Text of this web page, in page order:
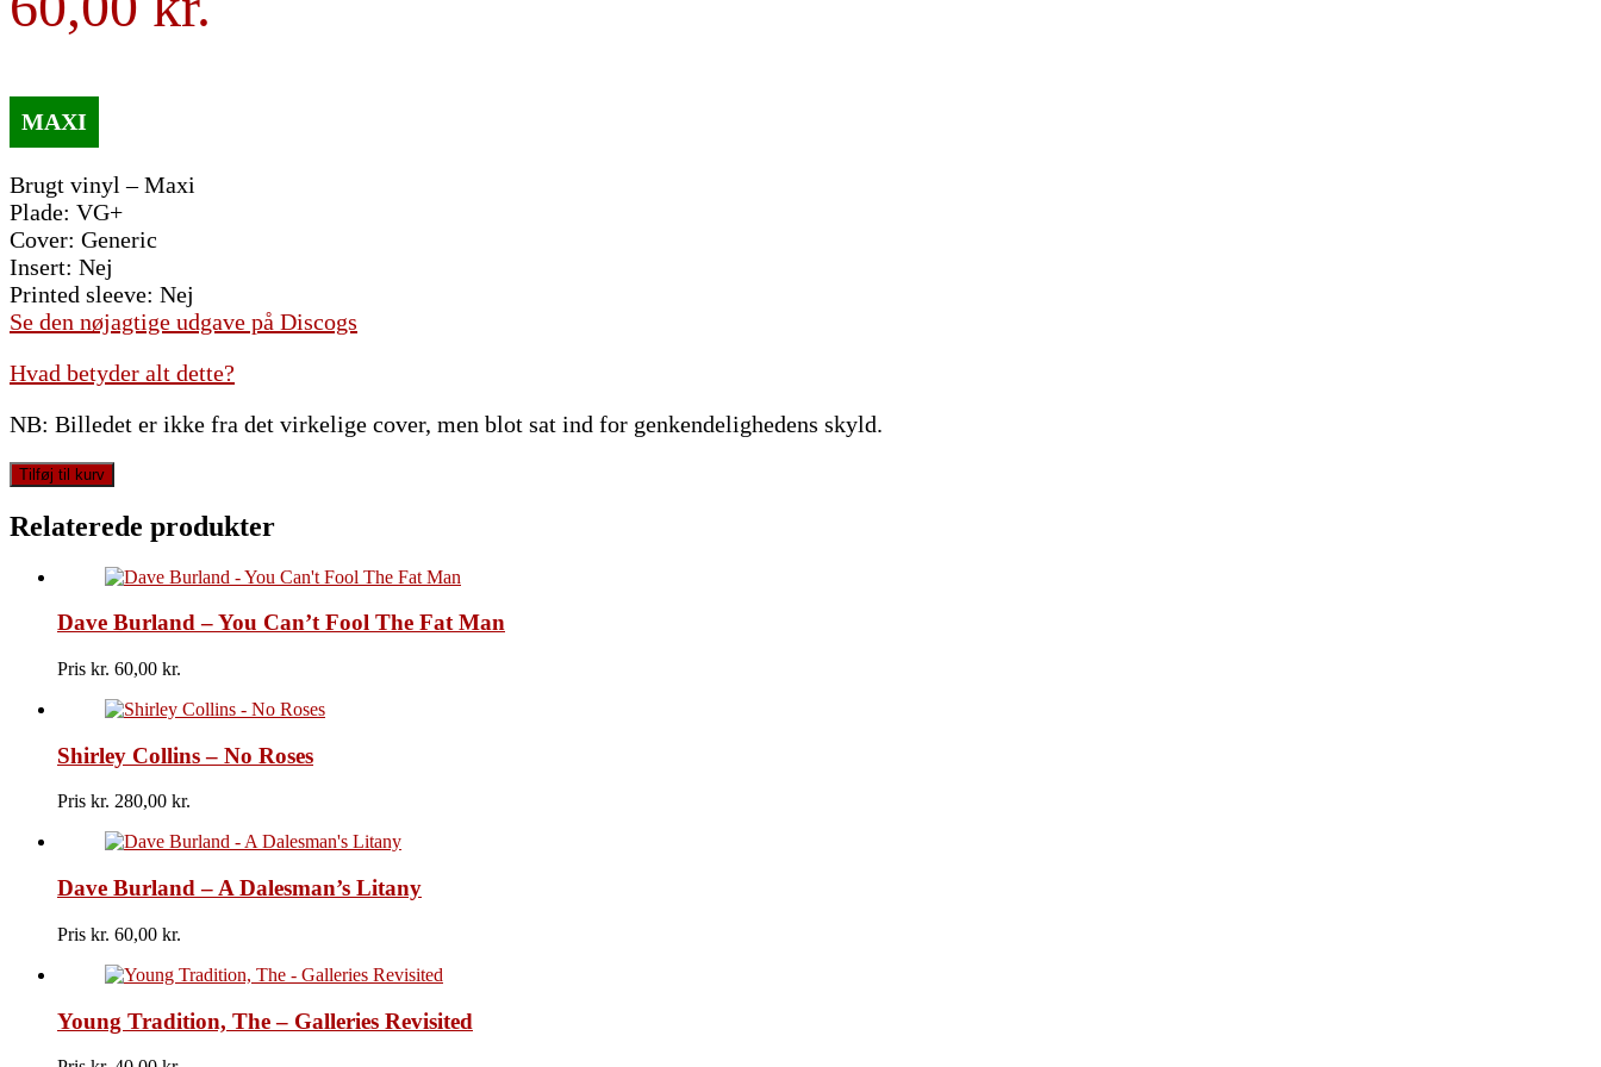
Brugt vinyl – Maxi
Plade: VG+
Cover: Generic
Insert: Nej
Printed sleeve: Nej
Se den nøjagtige udgave på Discogs
Hvad betyder alt dette?
NB: Billedet er ikke fra det virkelige cover, men blot sat ind for genkendelighedens skyld.
Proper
Dos
-
Firme
antal
Tilføj til kurv
Relaterede produkter
Dave Burland – You Can’t Fool The Fat Man
Pris kr. 60,00
Shirley Collins – No Roses
Pris kr. 280,00
Dave Burland – A Dalesman’s Litany
Pris kr. 60,00
Young Tradition, The – Galleries Revisited